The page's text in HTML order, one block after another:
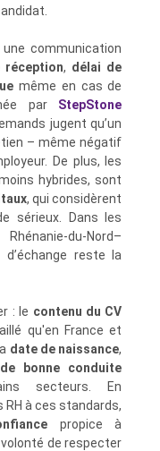
communication
réception, délai de
même en cas de
par StepStone
jugent qu’un
– même négatif
De plus, les
hybrides, sont
, qui considèrent
sérieux. Dans les
du-Nord–
reste la
: le contenu du CV
qu'en France et
date de naissance,
bonne conduite
secteurs. En
à ces standards,
propice à
de respecter